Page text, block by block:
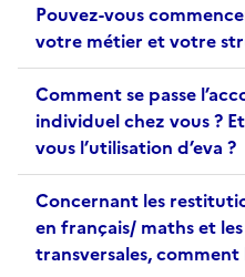
Pouvez-vous
votre métier et votre
Comment se passe
individuel chez vous ?
vous l’utilisation d’eva ?
Concernant les
en français/ maths et
transversales, comment